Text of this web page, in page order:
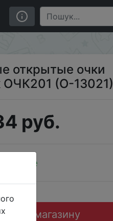
открытые очки
(О-13021)
руб.
Sale
до магазину